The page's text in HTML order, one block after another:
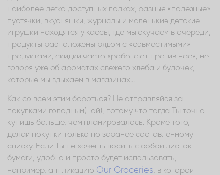
наиболее легко доступных полках, разные «полезные»
пустячки, вкусняшки, журналы и маленькие детские
игрушки находятся у кассы, где мы скучаем в очереди,
продукты расположены рядом с «совместимыми»
продуктами, скидки часто «работают против нас», не
говоря уже об ароматах свежего хлеба и булочек,
которые мы вдыхаем в магазинах...
Как со всем этим бороться? Не отправляйся за
покупками голодным(-ой), потому что тогда Ты точно
купишь больше, чем планировалось. Кроме того,
делай покупки только по заранее составленному
списку. Если Ты не хочешь носить с собой листок
бумаги, удобно и просто будет использовать,
например, аппликацию Our Groceries, в которой